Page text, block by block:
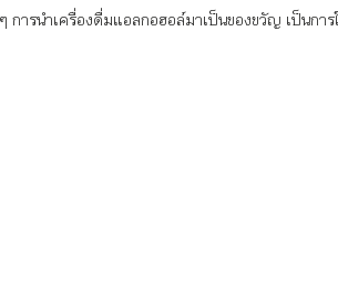
ารนำเครื่องดื่มแอลกอฮอล์มาเป็นของขวัญ เป็นกา